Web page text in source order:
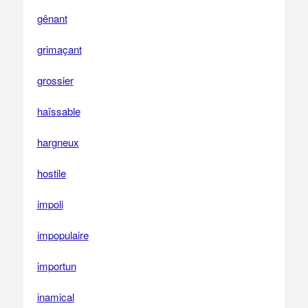
gênant
grimaçant
grossier
haïssable
hargneux
hostile
impoli
impopulaire
importun
inamical